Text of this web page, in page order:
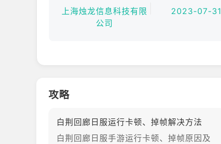
上海烛龙信息科技有限
公司
2023-07-31
攻略
白荆回廊日服运行卡顿、掉帧解决方法
白荆回廊日服手游运行卡顿、掉帧原因及